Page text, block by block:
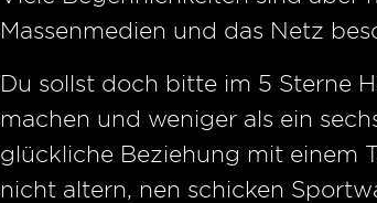
Massenmedien und das Netz
Du sollst doch bitte im 5 Sterne
machen und weniger als ein
glückliche Beziehung mit einem
nicht altern, nen schicken